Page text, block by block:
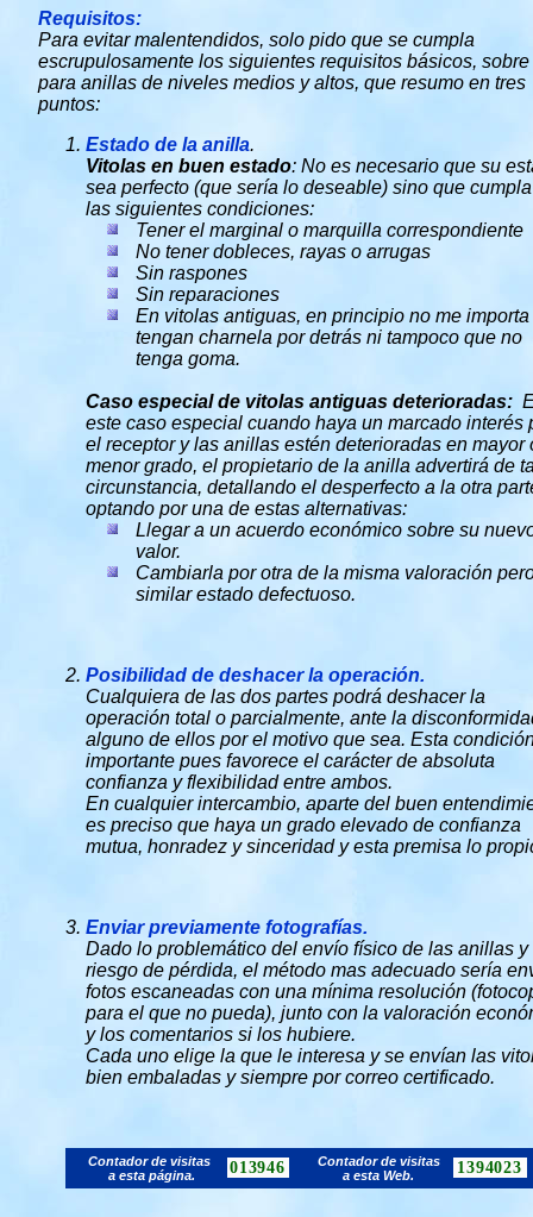
Requisitos:
Para evitar malentendidos, solo pido que se cumpla
escrupulosamente los siguientes requisitos básicos, sobre
para anillas de niveles medios y altos, que resumo en tres
puntos:
Estado de la anilla.
Vitolas en buen estado: No es necesario que su
sea perfecto (que sería lo deseable) sino que
las siguientes condiciones:
Tener el marginal o marquilla correspondiente
No tener dobleces, rayas o arrugas
Sin raspones
Sin reparaciones
En vitolas antiguas, en principio no me
tengan charnela por detrás ni tampoco que no
tenga goma.
Caso especial de vitolas antiguas deterioradas:
este caso especial cuando haya un marcado interés
el receptor y las anillas estén deterioradas en mayor
menor grado, el propietario de la anilla advertirá de
circunstancia, detallando el desperfecto a la otra
optando por una de estas alternativas:
Llegar a un acuerdo económico sobre su
valor.
Cambiarla por otra de la misma valoración
similar estado defectuoso.
Posibilidad de deshacer la operación.
Cualquiera de las dos partes podrá deshacer la
operación total o parcialmente, ante la
alguno de ellos por el motivo que sea. Esta
importante pues favorece el carácter de absoluta
confianza y flexibilidad entre ambos.
En cualquier intercambio, aparte del buen
es preciso que haya un grado elevado de confianza
mutua, honradez y sinceridad y esta premisa lo
Enviar previamente fotografías.
Dado lo problemático del envío físico de las anillas y
riesgo de pérdida, el método mas adecuado sería
fotos escaneadas con una mínima resolución
para el que no pueda), junto con la valoración
y los comentarios si los hubiere.
Cada uno elige la que le interesa y se envían las
bien embaladas y siempre por correo certificado.
Contador de visitas
a esta página.
013946
Contador de visitas
a esta Web.
1394023